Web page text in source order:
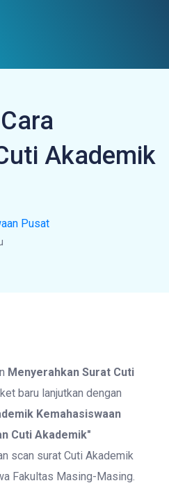
Akademik
Pusat
Menyerahkan Surat Cuti
baru lanjutkan dengan
Kemahasiswaan
Cuti Akademik"
scan surat Cuti Akademik
Fakultas Masing-Masing.